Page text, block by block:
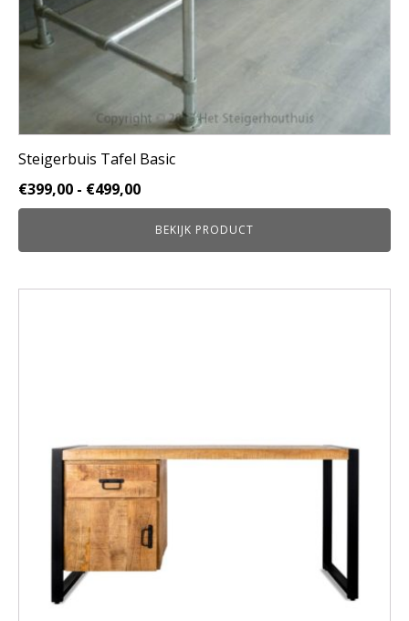
Steigerbuis Tafel Basic
€399,00 - €499,00Prijsklasse:
€399,00
tot
€499,00
BEKIJK PRODUCT
productpagina